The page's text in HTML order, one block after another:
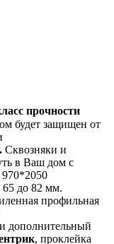
прочности
будет защищен от
Сквозняки и
в Ваш дом с
до 82 мм.
профильная
дополнительный
, проклейка